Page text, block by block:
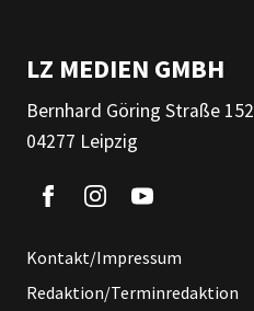
LZ MEDIEN GMBH
Bernhard Göring Straße 152
04277 Leipzig
Kontakt/Impressum
Redaktion/Terminredaktion